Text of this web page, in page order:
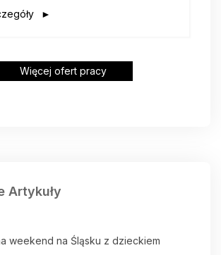
Więcej ofert pracy
Artykuły
weekend na Śląsku z dzieckiem